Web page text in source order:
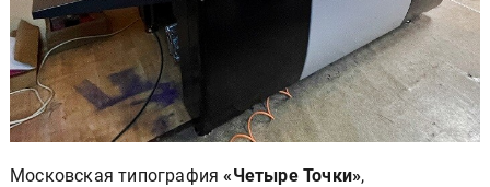
Московская типография«Четыре Точки»,